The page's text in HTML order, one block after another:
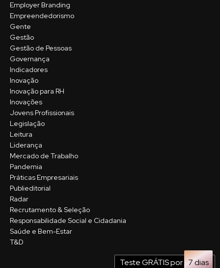
Teste GRÁTIS por 7 dias
Employer Branding
Empreendedorismo
Gente
Gestão
Gestão de Pessoas
Governança
Indicadores
Inovação
Inovação para RH
Inovações
Jovens Profissionais
Legislação
Leitura
Liderança
Mercado de Trabalho
Pandemia
Práticas Empresariais
Publieditorial
Radar
Recrutamento & Seleção
Responsabilidade Social e Cidadania
Saúde e Bem-Estar
T&D